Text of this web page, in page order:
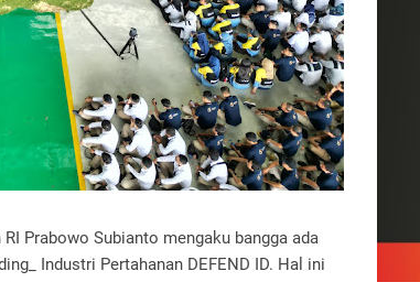
Prabowo Subianto mengaku bangga ada
Industri Pertahanan DEFEND ID. Hal ini